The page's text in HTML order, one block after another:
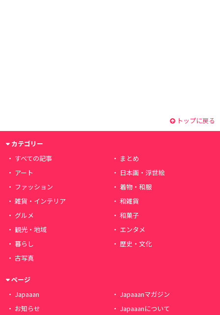
トップに戻る
カテゴリー
すべての記事
まとめ
アート
日本画・浮世絵
ファッション
着物・和服
雑貨・インテリア
和雑貨
グルメ
和菓子
観光・地域
エンタメ
暮らし
歴史・文化
古写真
ページ
Japaaan
Japaaanマガジン
お知らせ
Japaaanについて